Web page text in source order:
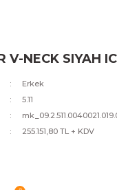
V-NECK SIYAH
Erkek
5.11
255.151,80 TL + KDV